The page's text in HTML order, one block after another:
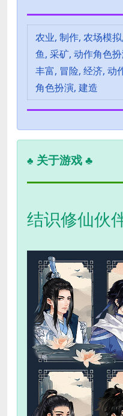
农业, 制作, 农场模
鱼, 采矿, 动作角色
丰富, 冒险, 经济, 动
角色扮演, 建造
♣ 关于游戏 ♣
结识修仙伙